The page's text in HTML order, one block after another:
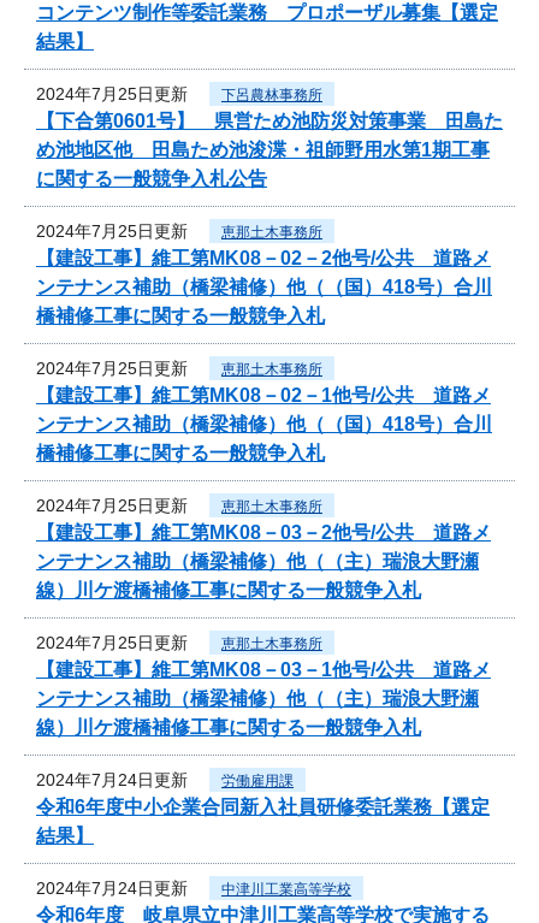
コンテンツ制作等委託業務 プロポーザル募集【選定
結果】
2024年7月25日更新 下呂農林事務所
【下合第0601号】 県営ため池防災対策事業 田島た
め池地区他 田島ため池浚渫・祖師野用水第1期工事
に関する一般競争入札公告
2024年7月25日更新 恵那土木事務所
【建設工事】維工第MK08－02－2他号/公共 道路メ
ンテナンス補助（橋梁補修）他（（国）418号）合川
橋補修工事に関する一般競争入札
2024年7月25日更新 恵那土木事務所
【建設工事】維工第MK08－02－1他号/公共 道路メ
ンテナンス補助（橋梁補修）他（（国）418号）合川
橋補修工事に関する一般競争入札
2024年7月25日更新 恵那土木事務所
【建設工事】維工第MK08－03－2他号/公共 道路メ
ンテナンス補助（橋梁補修）他（（主）瑞浪大野瀬
線）川ケ渡橋補修工事に関する一般競争入札
2024年7月25日更新 恵那土木事務所
【建設工事】維工第MK08－03－1他号/公共 道路メ
ンテナンス補助（橋梁補修）他（（主）瑞浪大野瀬
線）川ケ渡橋補修工事に関する一般競争入札
2024年7月24日更新 労働雇用課
令和6年度中小企業合同新入社員研修委託業務【選定
結果】
2024年7月24日更新 中津川工業高等学校
令和6年度 岐阜県立中津川工業高等学校で実施する